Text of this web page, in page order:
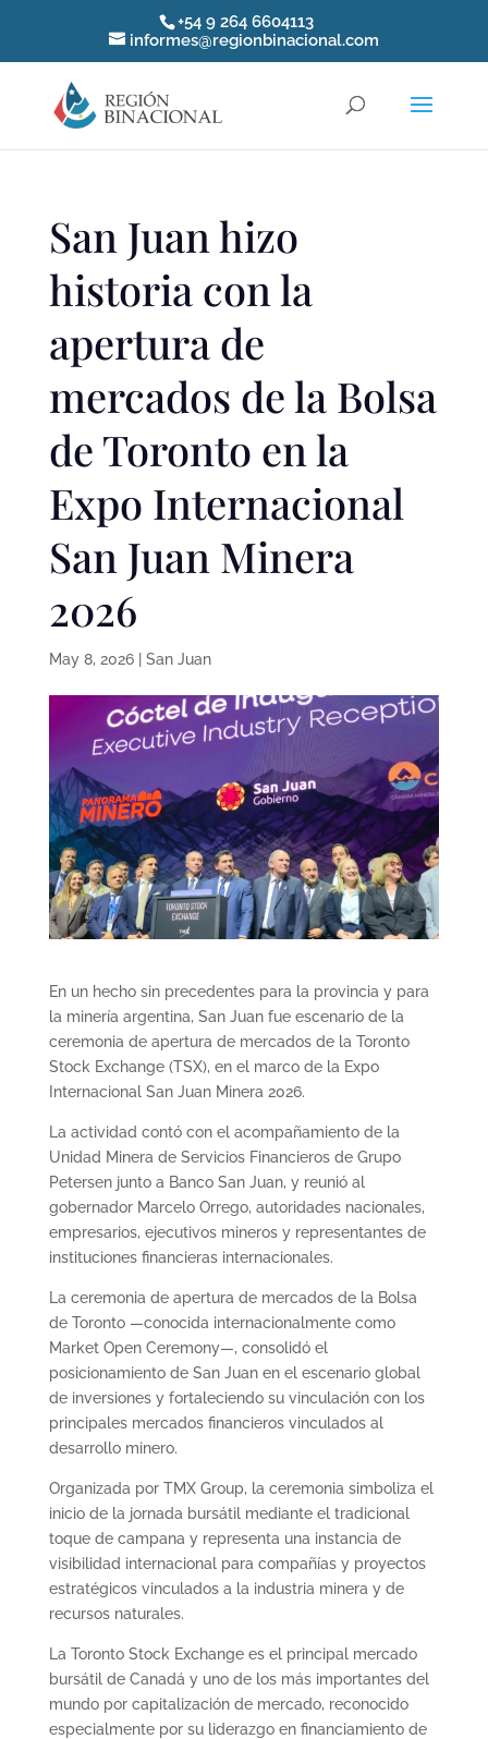
+54 9 264 6604113
informes@regionbinacional.com
San Juan hizo
historia con la
apertura de
mercados de la Bolsa
de Toronto en la
Expo Internacional
San Juan Minera
2026
May 8, 2026| San Juan
En un hecho sin precedentes para la provincia y para
la minería argentina, San Juan fue escenario de la
ceremonia de apertura de mercados de la Toronto
Stock Exchange (TSX), en el marco de la Expo
Internacional San Juan Minera 2026.
La actividad contó con el acompañamiento de la
Unidad Minera de Servicios Financieros de Grupo
Petersen junto a Banco San Juan⁠, y reunió al
gobernador Marcelo Orrego, autoridades nacionales,
empresarios, ejecutivos mineros y representantes de
instituciones financieras internacionales.
La ceremonia de apertura de mercados de la Bolsa
de Toronto —conocida internacionalmente como
Market Open Ceremony—, consolidó el
posicionamiento de San Juan en el escenario global
de inversiones y fortaleciendo su vinculación con los
principales mercados financieros vinculados al
desarrollo minero.
Organizada por TMX Group, la ceremonia simboliza el
inicio de la jornada bursátil mediante el tradicional
toque de campana y representa una instancia de
visibilidad internacional para compañías y proyectos
estratégicos vinculados a la industria minera y de
recursos naturales.
La Toronto Stock Exchange es el principal mercado
bursátil de Canadá y uno de los más importantes del
mundo por capitalización de mercado, reconocido
especialmente por su liderazgo en financiamiento de